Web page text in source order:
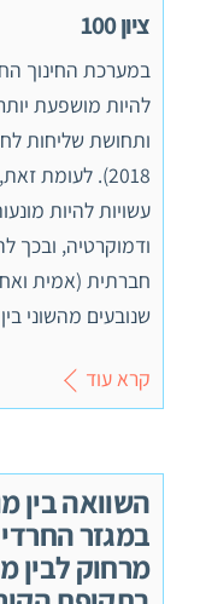
ציון 100
במערכת החינוך
להיות מושפעת
ותחושת שליחות
2018). לעומת
עשויות להיות
ודמוקרטיה, ובכך
שנובעים מהשוני
קרא עוד
השוואה בין
במגזר
מרחוק לבין